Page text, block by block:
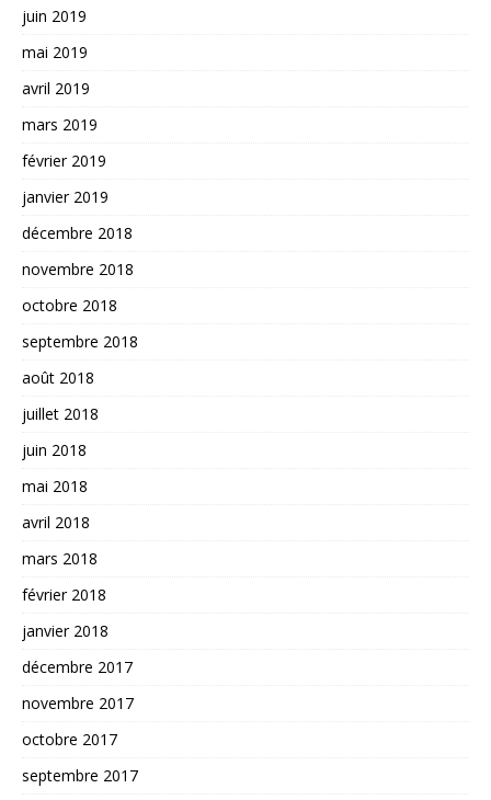
juin 2019
mai 2019
avril 2019
mars 2019
février 2019
janvier 2019
décembre 2018
novembre 2018
octobre 2018
septembre 2018
août 2018
juillet 2018
juin 2018
mai 2018
avril 2018
mars 2018
février 2018
janvier 2018
décembre 2017
novembre 2017
octobre 2017
septembre 2017